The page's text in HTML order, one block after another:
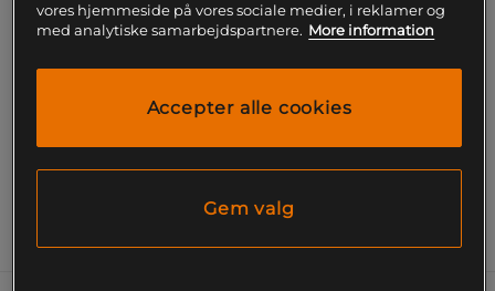
SKU #HF7333-101R | EAN197860509757
Machomai 3 er designet til boksere, der ønsker at
Læs mere
Information
vores hjemmeside på vores sociale medier, i reklamer og
med analytiske samarbejdspartnere. More information
Accepter alle cookies
Gem valg